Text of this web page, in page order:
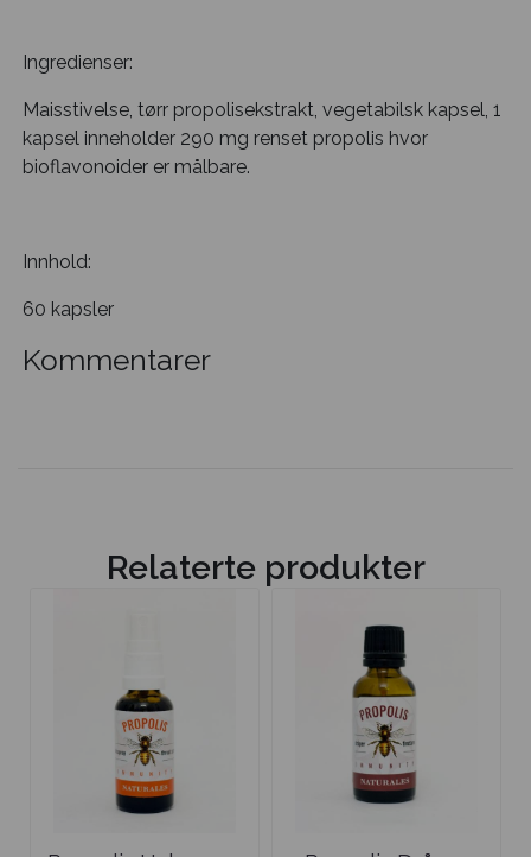
Ingredienser:
Maisstivelse, tørr propolisekstrakt, vegetabilsk kapsel, 1
kapsel inneholder 290 mg renset propolis hvor
bioflavonoider er målbare.
Innhold:
60 kapsler
Kommentarer
Relaterte produkter